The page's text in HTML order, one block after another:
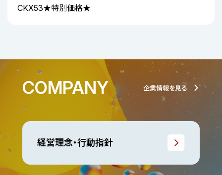
CKX53★特別価格★
COMPANY 企業情報を見る
経営理念・行動指針